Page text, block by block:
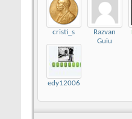
cristi_s
Razvan
Guiu
edy12006